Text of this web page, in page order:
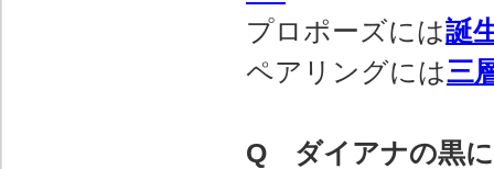
プロポーズには誕
ペアリングには三
Q ダイアナの黒に